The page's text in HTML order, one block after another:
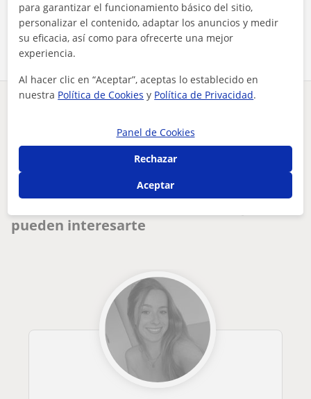
Comparte a este profesor
Tus clases particulares Oposiciones Educación
Balears
doy clases particulares hasta 6 de primaria
Otros profesores de Oposiciones
pueden interesarte
para garantizar el funcionamiento básico del sitio,
personalizar el contenido, adaptar los anuncios y medir
su eficacia, así como para ofrecerte una mejor
experiencia.
Al hacer clic en “Aceptar”, aceptas lo establecido en
nuestra Política de Cookies y Política de Privacidad.
Panel de Cookies
Rechazar
Aceptar